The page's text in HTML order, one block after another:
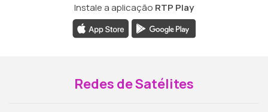
Instale a aplicação RTP Play
Redes de Satélites